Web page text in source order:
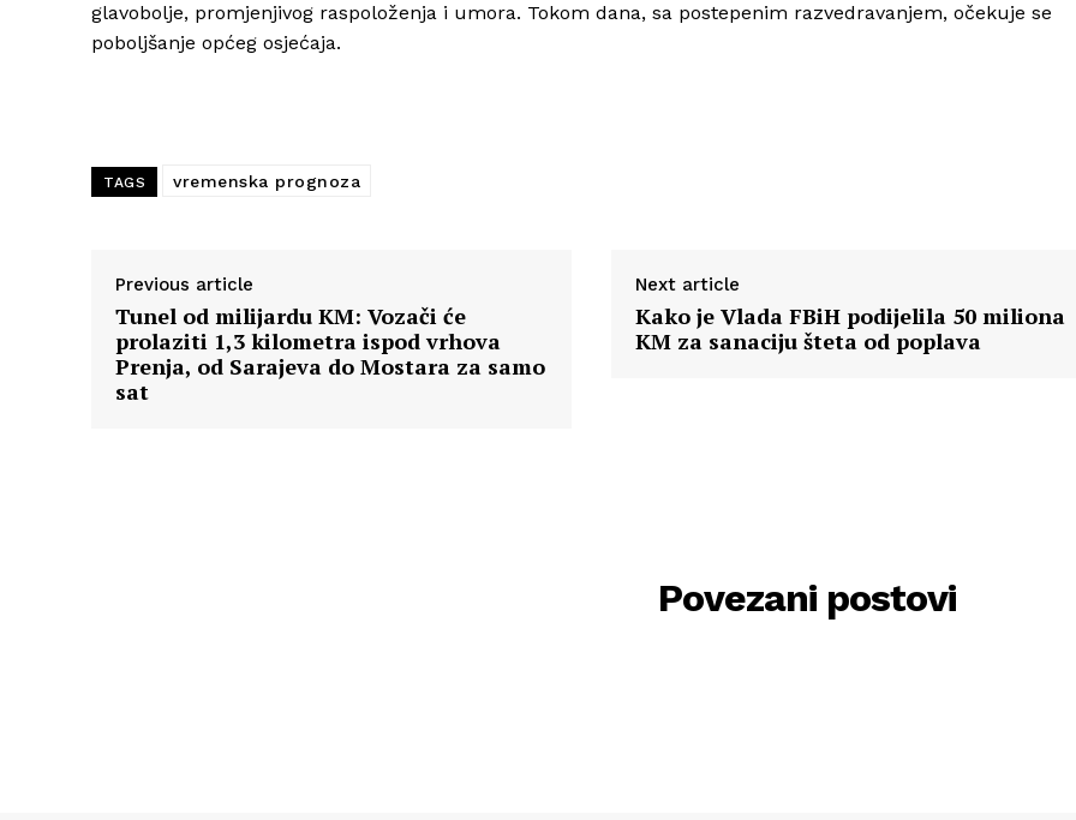
glavobolje, promjenjivog raspoloženja i umora. Tokom dana, sa postepenim razvedravanjem, očekuje se
poboljšanje općeg osjećaja.
TAGS vremenska prognoza
Previous article
Tunel od milijardu KM: Vozači će
prolaziti 1,3 kilometra ispod vrhova
Prenja, od Sarajeva do Mostara za samo
sat
Next article
Kako je Vlada FBiH podijelila 50 miliona
KM za sanaciju šteta od poplava
Povezani postovi